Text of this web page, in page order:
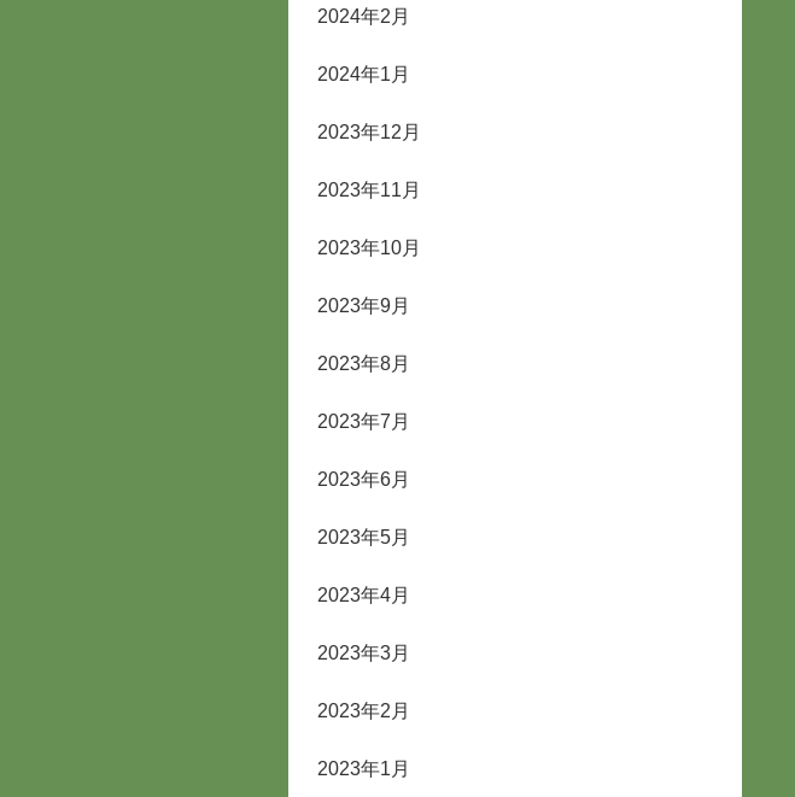
2024年2月
2024年1月
2023年12月
2023年11月
2023年10月
2023年9月
2023年8月
2023年7月
2023年6月
2023年5月
2023年4月
2023年3月
2023年2月
2023年1月